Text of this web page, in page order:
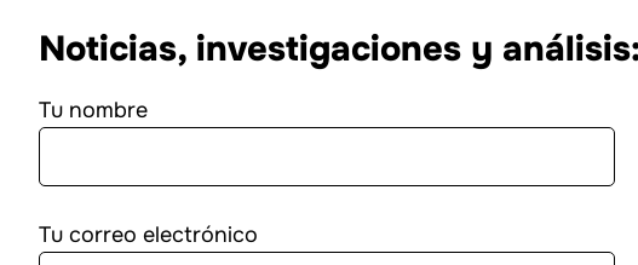
Noticias, investigaciones y
Tu nombre
Tu correo electrónico